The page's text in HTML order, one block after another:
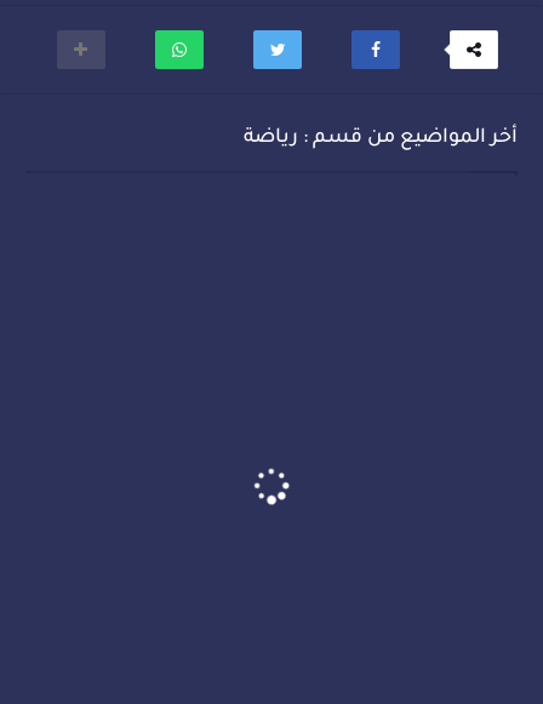
أخر المواضيع من قسم : رياضة